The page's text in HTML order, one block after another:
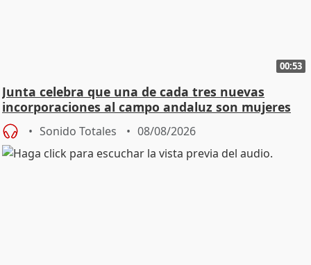
00:53
Junta celebra que una de cada tres nuevas
incorporaciones al campo andaluz son mujeres
jóvenes
Sonido Totales 08/08/2026